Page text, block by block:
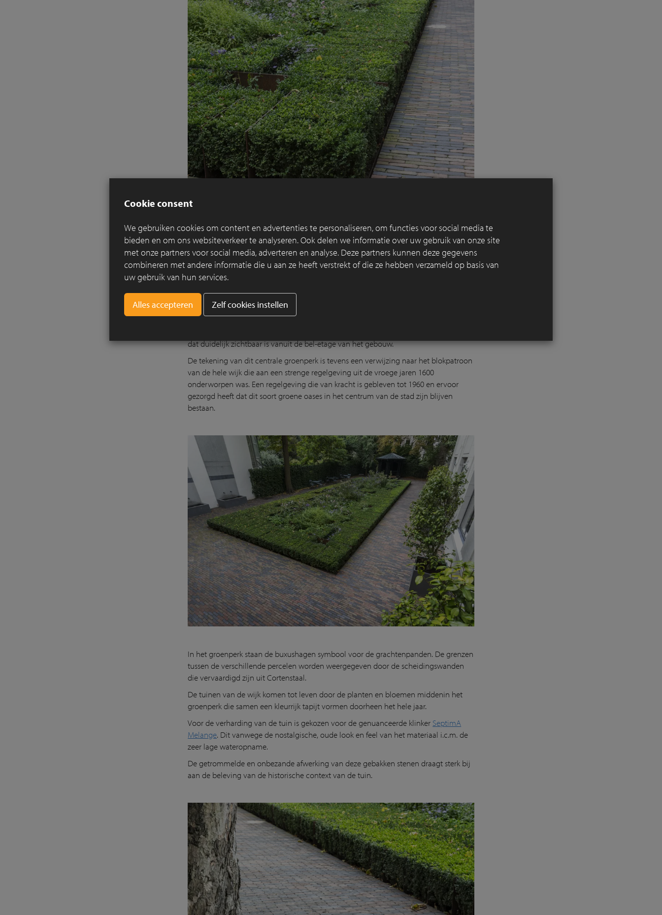
Om de tuin de nodige passende uitstraling te geven, ontwierp Michael van Gessel
dat duidelijk zichtbaar is vanuit de bel-etage van het gebouw.
De tekening van dit centrale groenperk is tevens een verwijzing naar het blokpatroon
van de hele wijk die aan een strenge regelgeving uit de vroege jaren 1600
onderworpen was. Een regelgeving die van kracht is gebleven tot 1960 en ervoor
gezorgd heeft dat dit soort groene oases in het centrum van de stad zijn blijven
bestaan.
In het groenperk staan de buxushagen symbool voor de grachtenpanden. De grenzen
tussen de verschillende percelen worden weergegeven door de scheidingswanden
die vervaardigd zijn uit Cortenstaal.
De tuinen van de wijk komen tot leven door de planten en bloemen middenin het
groenperk die samen een kleurrijk tapijt vormen doorheen het hele jaar.
Voor de verharding van de tuin is gekozen voor de genuanceerde klinker SeptimA
Melange. Dit vanwege de nostalgische, oude look en feel van het materiaal i.c.m. de
zeer lage wateropname.
De getrommelde en onbezande afwerking van deze gebakken stenen draagt sterk bij
aan de beleving van de historische context van de tuin.
Cookie consent
We gebruiken cookies om content en advertenties te personaliseren, om functies voor social media te
bieden en om ons websiteverkeer te analyseren. Ook delen we informatie over uw gebruik van onze site
met onze partners voor social media, adverteren en analyse. Deze partners kunnen deze gegevens
combineren met andere informatie die u aan ze heeft verstrekt of die ze hebben verzameld op basis van
uw gebruik van hun services.
Zelf cookies instellen